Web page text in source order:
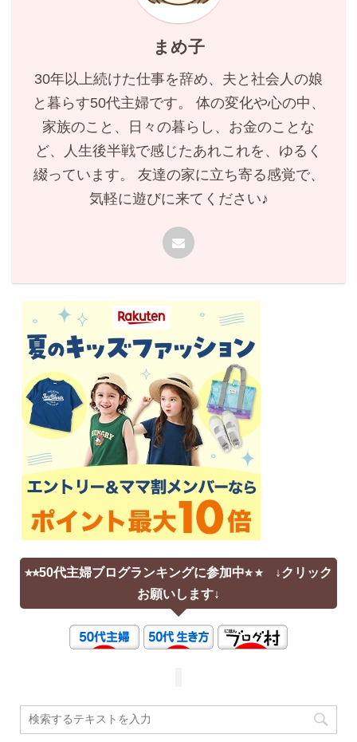
まめ子
30年以上続けた仕事を辞め、夫と社会人の娘
と暮らす50代主婦です。 体の変化や心の中、
家族のこと、日々の暮らし、お金のことな
ど、人生後半戦で感じたあれこれを、ゆるく
綴っています。 友達の家に立ち寄る感覚で、
気軽に遊びに来てください♪
⭐︎⭐︎50代主婦ブログランキングに参加中⭐︎ ⭐︎ ↓クリック
お願いします↓